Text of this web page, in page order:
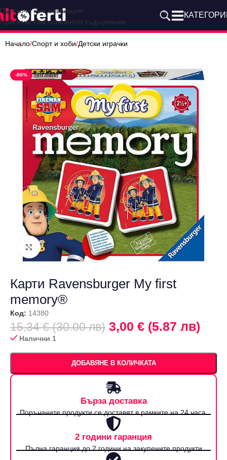
Прескочи към навигация
Прескочи към основното съдържание
Начало/Спорт и хоби/Детски играчки
-80%
Щракнете за уголемяване
Карти Ravensburger My first
memory®
Код: 14380
15,34 € (30.00 лв) 3,00 € (5.87 лв)
Налични 1
ДОБАВЯНЕ В КОЛИЧКАТА
Бърза доставка
Поръчаните продукти се доставят в рамките на 24 часа.
2 години гаранция
Пълна гаранция до 2 години на закупените продукти